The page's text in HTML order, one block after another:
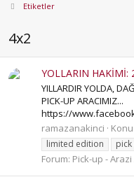
Etiketler
4x2
YOLLARIN HAKİMİ:
YILLARDIR YOLDA,
PICK-UP ARACIMIZ...
https://
ramazanakinci
Konu
limited edition
pick
Forum: Pick-up - Arazi